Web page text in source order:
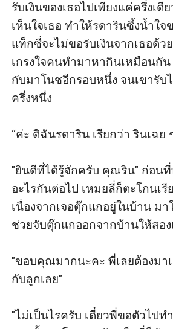
รับเงินของเธอไปเพียงแค่ครึ่งเดี
เห็นใจเธอ ทำให้รดารินซึ้งน้ำใจ
แท็กซี่จะไม่ขอรับเงินจากเธอด้ว
เกรงใจคนทำมาหากินเหมือนกัน
กับมาโนชอีกรอบหนึ่ง จนเขารับ
ครึ่งหนึ่ง
“ค่ะ ดิฉันรดาริน เรียกว่า รินเฉย
"ยินดีที่ได้รู้จักครับ คุณริน" ก่อนที่
อะไรกันต่อไป เหมยลี่ก็ตะโกนเรี
เนื่องจากเจอตุ๊กแกอยู่ในบ้าน ม
ช่วยจับตุ๊กแกออกจากบ้านให้สอ
"ขอบคุณมากนะคะ พี่เลยต้องมา
กับลูกเลย"
"ไม่เป็นไรครับ เดี๋ยวพี่ขอตัวไปท